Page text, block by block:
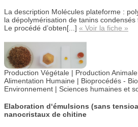
La description Molécules plateforme :
la dépolymérisation de tanins condensés
Le procédé d’obten[...] « Voir la fiche »
Production Végétale | Production
Alimentation Humaine | Bioprocédés -
Environnement | Sciences humaines et
Elaboration d‘émulsions (sans
nanocristaux de chitine